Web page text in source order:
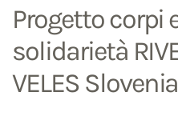
Progetto corpi
solidarietà
VELES Slovenia